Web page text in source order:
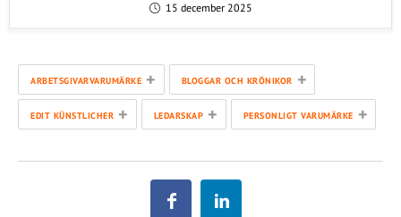
15 december 2025
ARBETSGIVARVARUMÄRKE + BLOGGAR OCH KRÖNIKOR +
EDIT KÜNSTLICHER + LEDARSKAP + PERSONLIGT VARUMÄRKE +